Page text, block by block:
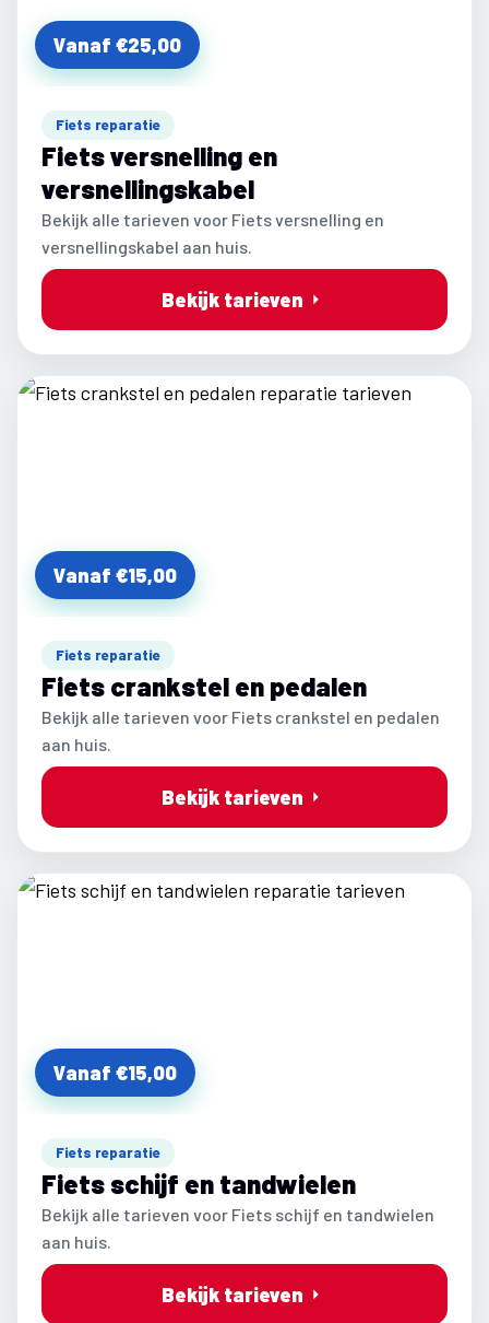
Vanaf €25,00
Fiets reparatie
Fiets versnelling en
versnellingskabel
Bekijk alle tarieven voor Fiets versnelling en
versnellingskabel aan huis.
Bekijk tarieven
Vanaf €15,00
Fiets reparatie
Fiets crankstel en pedalen
Bekijk alle tarieven voor Fiets crankstel en pedalen
aan huis.
Bekijk tarieven
Vanaf €15,00
Fiets reparatie
Fiets schijf en tandwielen
Bekijk alle tarieven voor Fiets schijf en tandwielen
aan huis.
Bekijk tarieven